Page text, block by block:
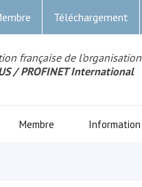
Téléchargement
française de l’organisation
/ PROFINET International
Membre Information